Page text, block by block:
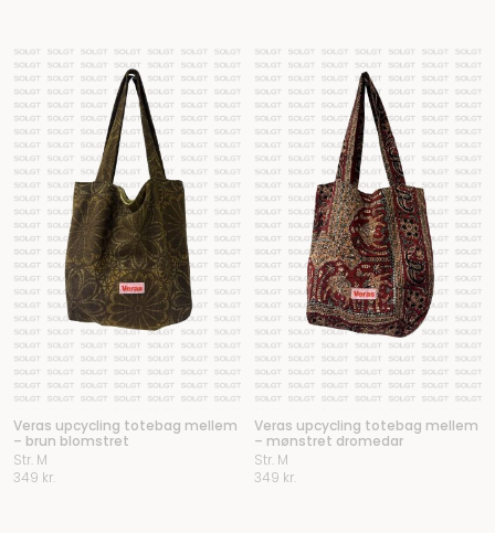
Veras upcycling totebag mellem
– brun blomstret
Str. M
349 kr.
Veras upcycling totebag mellem
– mønstret dromedar
Str. M
349 kr.